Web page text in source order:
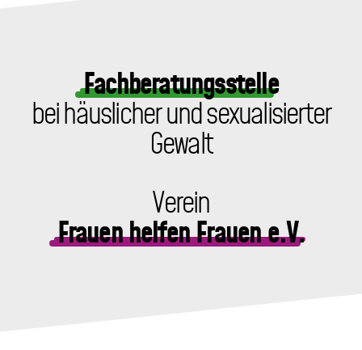
Fachberatungsstelle
bei häuslicher und sexualisierter
Gewalt
Verein
Frauen helfen Frauen e.V.